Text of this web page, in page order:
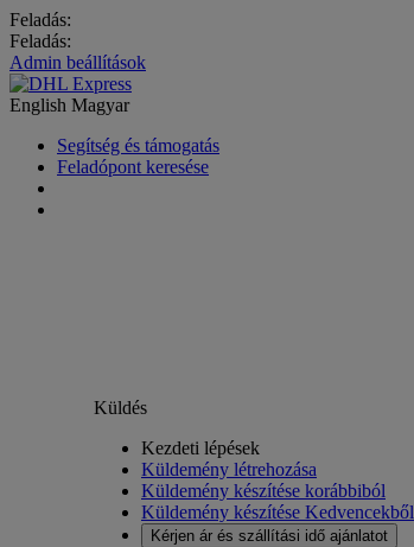
Feladás:
Feladás:
Admin beállítások
English Magyar
Segítség és támogatás
Feladópont keresése
Küldés
Kezdeti lépések
Küldemény létrehozása
Küldemény készítése korábbiból
Küldemény készítése Kedvencekből
Kérjen ár és szállítási idő ajánlatot